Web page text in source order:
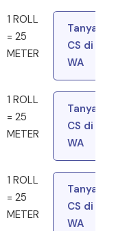
1 ROLL
= 25
METER
Tanya
CS di
WA
1 ROLL
= 25
METER
Tanya
CS di
WA
1 ROLL
= 25
METER
Tanya
CS di
WA